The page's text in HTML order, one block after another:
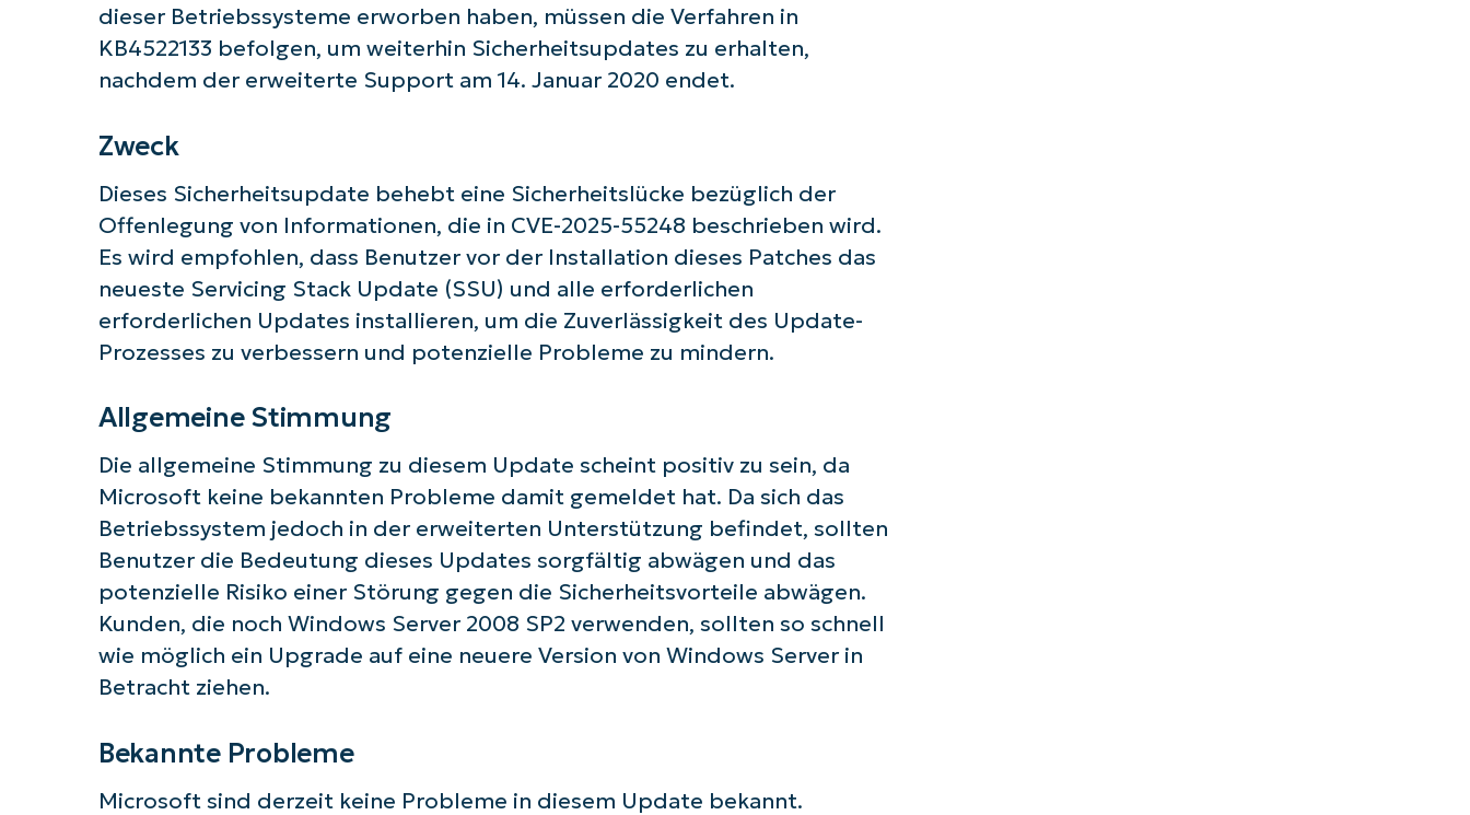
dieser Betriebssysteme erworben haben, müssen die Verfahren in
KB4522133 befolgen, um weiterhin Sicherheitsupdates zu erhalten,
nachdem der erweiterte Support am 14. Januar 2020 endet.
Zweck
Dieses Sicherheitsupdate behebt eine Sicherheitslücke bezüglich der
Offenlegung von Informationen, die in CVE-2025-55248 beschrieben wird.
Es wird empfohlen, dass Benutzer vor der Installation dieses Patches das
neueste Servicing Stack Update (SSU) und alle erforderlichen
erforderlichen Updates installieren, um die Zuverlässigkeit des Update-
Prozesses zu verbessern und potenzielle Probleme zu mindern.
Allgemeine Stimmung
Die allgemeine Stimmung zu diesem Update scheint positiv zu sein, da
Microsoft keine bekannten Probleme damit gemeldet hat. Da sich das
Betriebssystem jedoch in der erweiterten Unterstützung befindet, sollten
Benutzer die Bedeutung dieses Updates sorgfältig abwägen und das
potenzielle Risiko einer Störung gegen die Sicherheitsvorteile abwägen.
Kunden, die noch Windows Server 2008 SP2 verwenden, sollten so schnell
wie möglich ein Upgrade auf eine neuere Version von Windows Server in
Betracht ziehen.
Bekannte Probleme
Microsoft sind derzeit keine Probleme in diesem Update bekannt.
Starten Sie mit NinjaOne AI-gesteuerten KB-Analysen!
and
name*
Business
email*
Land
Company
name*